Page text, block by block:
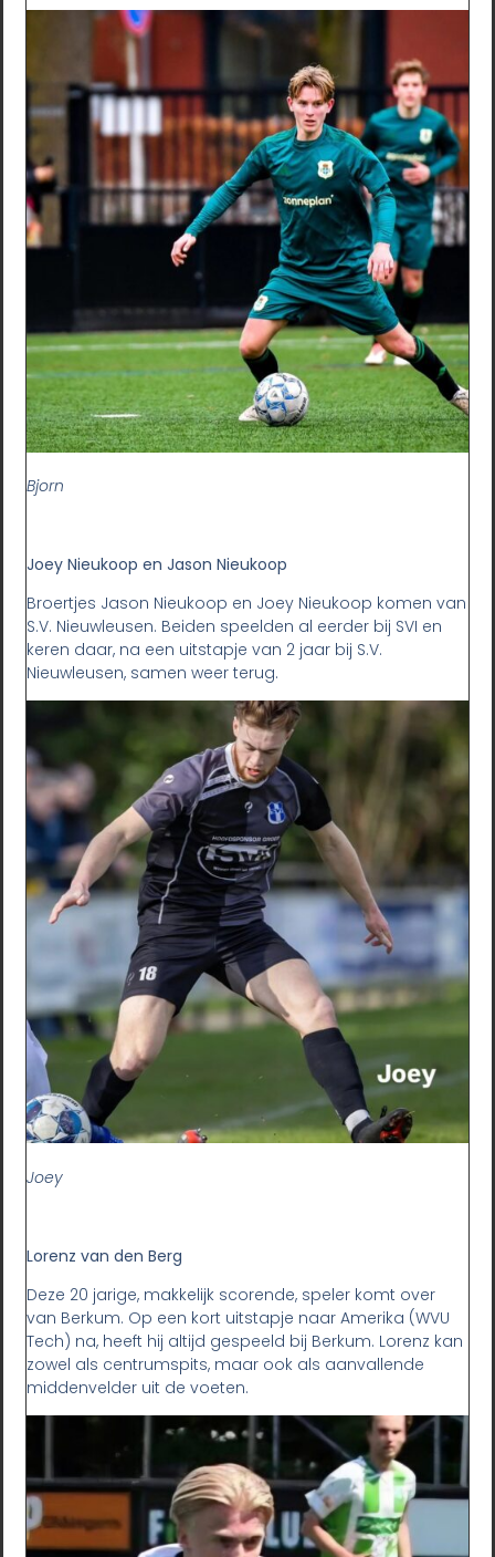
Bjorn
Joey Nieukoop en Jason Nieukoop
Broertjes Jason Nieukoop en Joey Nieukoop komen van
S.V. Nieuwleusen. Beiden speelden al eerder bij SVI en
keren daar, na een uitstapje van 2 jaar bij S.V.
Nieuwleusen, samen weer terug.
Joey
Lorenz van den Berg
Deze 20 jarige, makkelijk scorende, speler komt over
van Berkum. Op een kort uitstapje naar Amerika (WVU
Tech) na, heeft hij altijd gespeeld bij Berkum. Lorenz kan
zowel als centrumspits, maar ook als aanvallende
middenvelder uit de voeten.